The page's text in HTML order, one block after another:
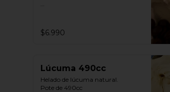
$6.990
Lúcuma 490cc
Helado de lúcuma natural.
Pote de 490cc